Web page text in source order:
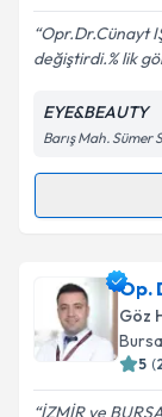
Metni
Opr.Dr.Cünayt
değiştirdi.% lik
EYE&BEAUTY
Barış Mah. Sümer
Op. Dr.
oluşturun.
takvim
Op.
Göz
Bursa
5 (
İZMİR ve